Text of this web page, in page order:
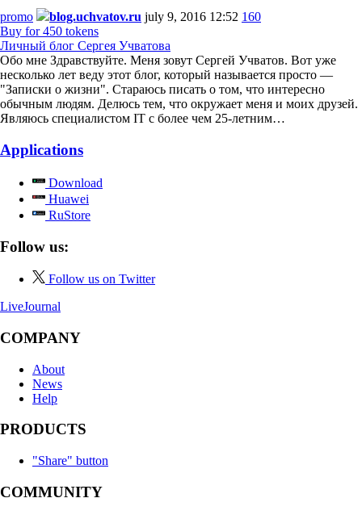
promo blog.uchvatov.ru july 9, 2016 12:52 160
Buy for 450 tokens
Личный блог Сергея Учватова
Обо мне Здравствуйте. Меня зовут Сергей Учватов. Вот уже
несколько лет веду этот блог, который называется просто —
"Записки о жизни". Стараюсь писать о том, что интересно
обычным людям. Делюсь тем, что окружает меня и моих друзей.
Являюсь специалистом IT с более чем 25-летним…
Applications
Download
Huawei
RuStore
Follow us:
Follow us on Twitter
LiveJournal
COMPANY
About
News
Help
PRODUCTS
"Share" button
COMMUNITY